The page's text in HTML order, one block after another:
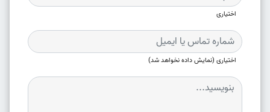
اختیاری
اختیاری (نمایش داده نخواهد شد)